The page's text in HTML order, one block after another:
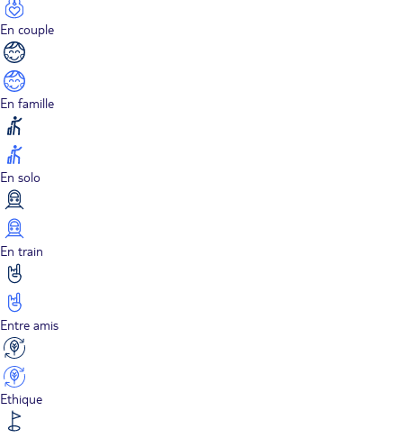
En couple
En famille
En solo
En train
Entre amis
Ethique